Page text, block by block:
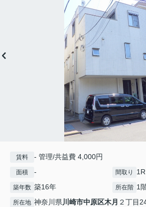
賃料 - 管理/共益費 4,000円
面積 - 間取り 1R
築年数 築16年 所在階 1
所在地 神奈川県川崎市中原区木月 ２丁目